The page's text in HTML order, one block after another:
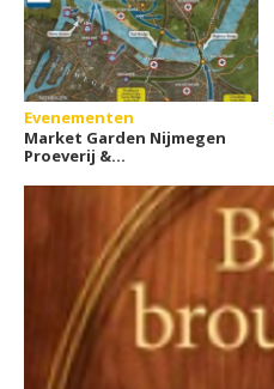
Evenementen
Market Garden Nijmegen
Proeverij &